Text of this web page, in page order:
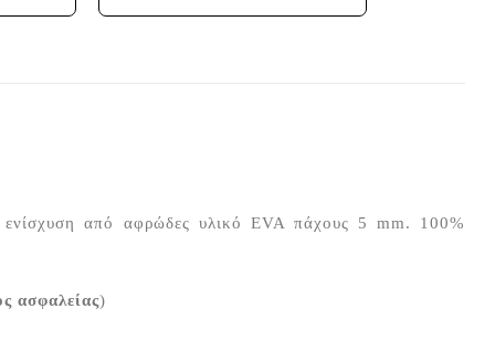
ενίσχυση από αφρώδες υλικό EVA πάχους 5 mm. 100%
ασφαλείας)